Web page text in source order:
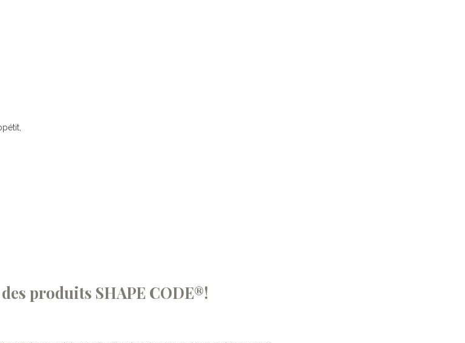
produits SHAPE CODE®!